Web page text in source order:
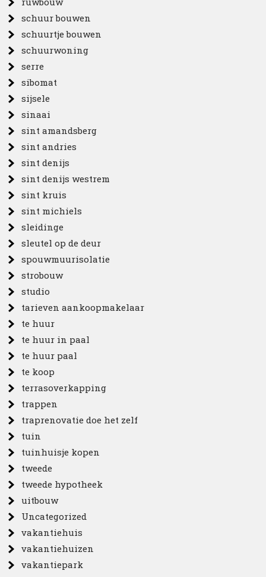
schuur bouwen
schuurtje bouwen
schuurwoning
serre
sibomat
sijsele
sinaai
sint amandsberg
sint andries
sint denijs
sint denijs westrem
sint kruis
sint michiels
sleidinge
sleutel op de deur
spouwmuurisolatie
strobouw
studio
tarieven aankoopmakelaar
te huur
te huur in paal
te huur paal
te koop
terrasoverkapping
trappen
traprenovatie doe het zelf
tuin
tuinhuisje kopen
tweede
tweede hypotheek
uitbouw
Uncategorized
vakantiehuis
vakantiehuizen
vakantiepark